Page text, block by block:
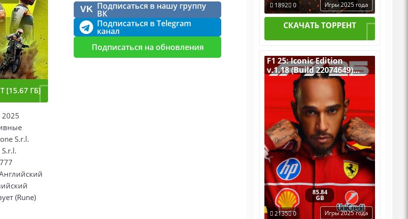
[15.67 ГБ]
VK Подписаться в нашу группу
ВК
Подписаться в Telegram
канал
Подписаться на обновления
2025
S.r.l.
(Rune)
1892 0 Игры 2025 года
СКАЧАТЬ ТОРРЕНТ
F1 25: Iconic Edition
v.1.18 (Build 22074649)
[RUS|ENG] (2025) PC
Пиратка Portable + All
85.84
GB
2135 0 Игры 2025 года